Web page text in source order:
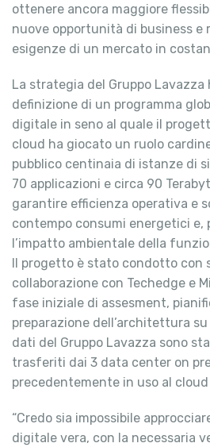
ottenere ancora maggiore
nuove opportunità di business e
esigenze di un mercato in
La strategia del Gruppo
definizione di un programma
digitale in seno al quale il
cloud ha giocato un ruolo
pubblico centinaia di istanze di
70 applicazioni e circa 90
garantire efficienza operativa e
contempo consumi energetici e,
l’impatto ambientale della
Il progetto è stato condotto con
collaborazione con Techedge e
fase iniziale di assesment,
preparazione dell’architettura
dati del Gruppo Lavazza sono
trasferiti dai 3 data center on
precedentemente in uso al
“Credo sia impossibile
digitale vera, con la necessaria